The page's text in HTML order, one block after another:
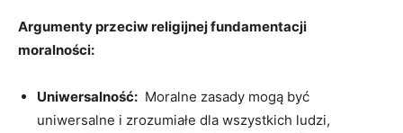
Argumenty przeciw religijnej⁢ fundamentacji
moralności:
Uniwersalność: ‍ Moralne⁣ zasady‍ mogą ​być
uniwersalne ​i zrozumiałe​ dla‍ wszystkich ludzi,